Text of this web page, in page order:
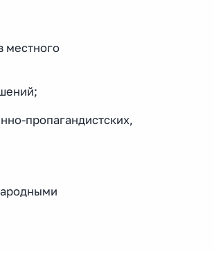
местного
пропагандистских,